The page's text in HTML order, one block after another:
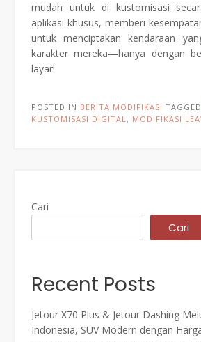
mudah untuk di kustomisasi
aplikasi khusus, memberi
untuk menciptakan kendaraan
karakter mereka—hanya dengan
layar!
POSTED IN BERITA MODIFIKASI TAGGED
KUSTOMISASI DIGITAL, MODIFIKASI
Cari
Cari
Recent Posts
Jetour X70 Plus & Jetour Dashing
Indonesia, SUV Modern dengan